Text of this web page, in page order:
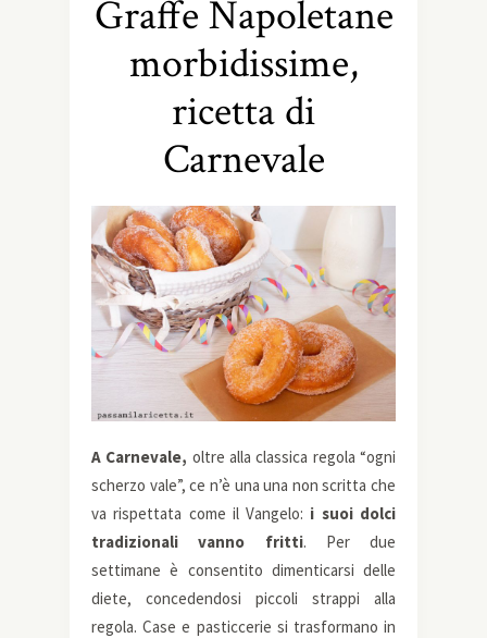
Graffe Napoletane
morbidissime,
ricetta di
Carnevale
A Carnevale, oltre alla classica regola “ogni
scherzo vale”, ce n’è una una non scritta che
va rispettata come il Vangelo: i suoi dolci
tradizionali vanno fritti. Per due
settimane è consentito dimenticarsi delle
diete, concedendosi piccoli strappi alla
regola. Case e pasticcerie si trasformano in